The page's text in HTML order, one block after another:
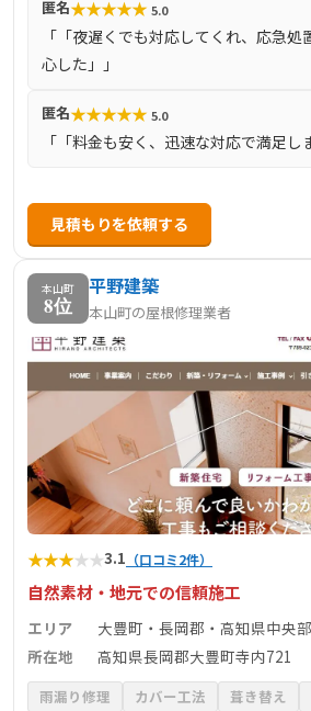
を受けています。特に瓦屋根の雨漏
績があり、天井への浸水、倉庫の雨漏
に対応。地域に根差しつつ全国対応の
す。
匿名★★★★★ 5.0
「「夜遅くでも対応してくれ、応急
心した」」
匿名★★★★★ 5.0
「「料金も安く、迅速な対応で満足し
見積もりを依頼する
本山町
8位
平野建築
本山町の屋根修理業者
★★★★★3.1 （口コミ2件）
自然素材・地元での信頼施工
エリア
大豊町・長岡郡・高知県中央部
所在地
高知県長岡郡大豊町寺内721
雨漏り修理 カバー工法 葺き替え